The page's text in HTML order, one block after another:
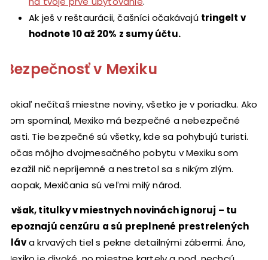
Ak ješ v reštaurácii, čašníci očakávajú tringelt v
hodnote 10 až 20% z sumy účtu.
Bezpečnosť v Mexiku
Pokiaľ nečítaš miestne noviny, všetko je v poriadku. Ako
som spomínal, Mexiko má bezpečné a nebezpečné
časti. Tie bezpečné sú všetky, kde sa pohybujú turisti.
Počas môjho dvojmesačného pobytu v Mexiku som
nezažil nič nepríjemné a nestretol sa s nikým zlým.
Naopak, Mexičania sú veľmi milý národ.
Avšak, titulky v miestnych novinách ignoruj – tu
nepoznajú cenzúru a sú preplnené prestrelených
hláva krvavých tiel s pekne detailnými zábermi. Áno,